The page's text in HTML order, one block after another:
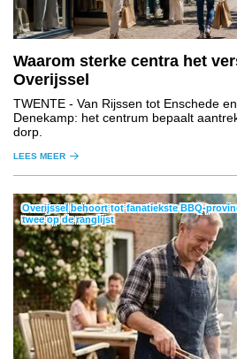
Waarom sterke centra het
Overijssel
TWENTE - Van Rijssen tot Enschede
Denekamp: het centrum bepaalt
dorp.
LEES MEER
Overijssel behoort tot fanatiekste BBQ-
twee op de ranglijst